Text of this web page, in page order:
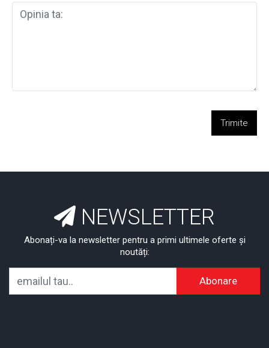
Trimite
NEWSLETTER
Abonați-va la newsletter pentru a primi ultimele oferte și
noutăți:
Abonare